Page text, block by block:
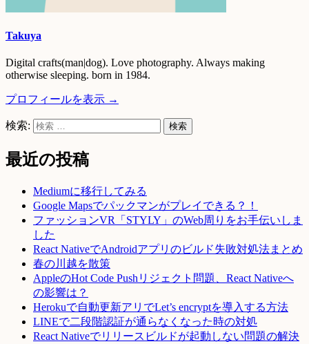
Takuya
Digital crafts(man|dog). Love photography. Always making
otherwise sleeping. born in 1984.
プロフィールを表示 →
検索:
最近の投稿
Mediumに移行してみる
Google Mapsでパックマンがプレイできる？！
ファッションVR「STYLY」のWeb周りをお手伝いしま
した
React NativeでAndroidアプリのビルド失敗対処法まとめ
春の川越を散策
AppleのHot Code Pushリジェクト問題、React Nativeへ
の影響は？
Herokuで自動更新アリでLet’s encryptを導入する方法
LINEで二段階認証が通らなくなった時の対処
React Nativeでリリースビルドが起動しない問題の解決